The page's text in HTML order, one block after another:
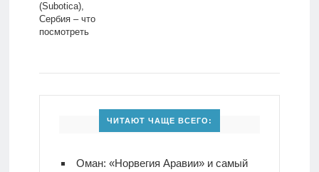
(Subotica),
Сербия – что
посмотреть
ЧИТАЮТ ЧАЩЕ ВСЕГО:
Оман: «Норвегия Аравии» и самый